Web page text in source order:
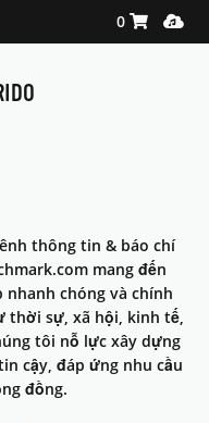
Shopping
0
thông tin & báo chí
mang đến
chóng và chính
thời sự, xã hội, kinh tế,
tôi nỗ lực xây dựng
cậy, đáp ứng nhu cầu
đồng.